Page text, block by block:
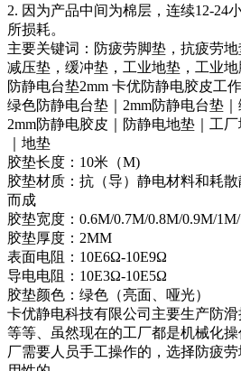
2. 因为产品中间为棉层，连续12-24
所损耗。
主要关键词：防疲劳脚垫，抗疲劳地
减压垫，缓冲垫，工业地垫，工业
防静电台垫2mm 卡优防静电胶皮工
绿色防静电台垫｜2mm防静电台垫
2mm防静电胶皮｜防静电地垫｜工
｜地垫
胶垫长度：10米（M)
胶垫材质：抗（导）静电材料和耗
而成
胶垫宽度：0.6M/0.7M/0.8M/0.9M/
胶垫厚度：2MM
表面电阻：10E6Ω-10E9Ω
导电电阻：10E3Ω-10E5Ω
胶垫颜色：绿色（亮面、哑光）
卡优静电科技有限公司主要生产防
等等、虽然现在的工厂都是机械化
厂需要人员手工操作的，选择防疲